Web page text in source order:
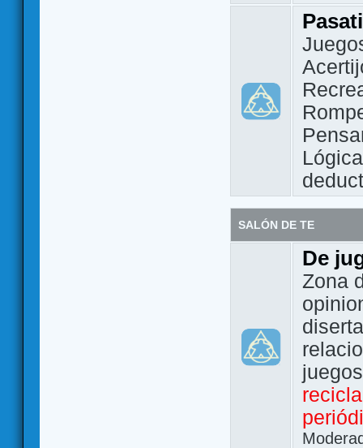
Lógica
SALÓN DE TE
De
Zona